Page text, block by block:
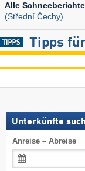
Alle
(Střední Čechy)
Tipps
Unterkünfte
Anreise – Abreise